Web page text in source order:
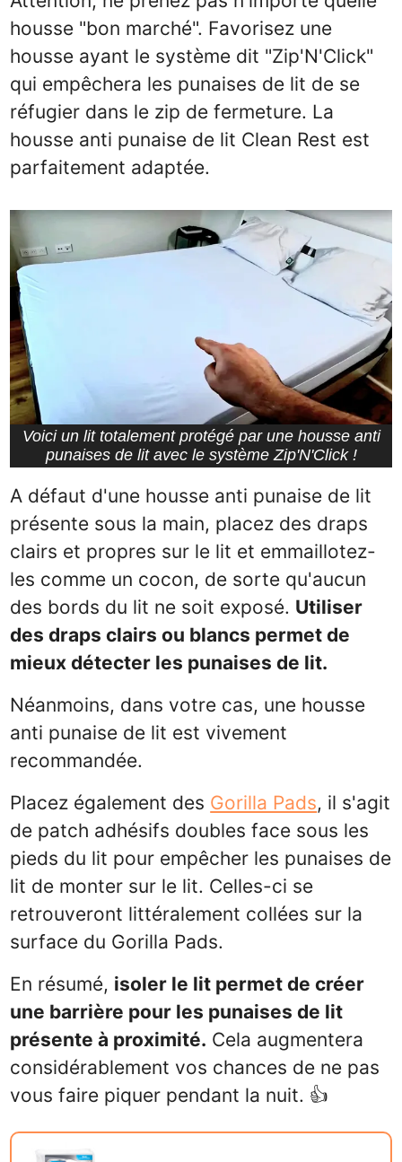
housse "bon marché". Favorisez une
housse ayant le système dit "Zip'N'Click"
qui empêchera les punaises de lit de se
réfugier dans le zip de fermeture. La
housse anti punaise de lit Clean Rest est
parfaitement adaptée.
Voici un lit totalement protégé par une housse anti
punaises de lit avec le système Zip'N'Click !
A défaut d'une housse anti punaise de lit
présente sous la main, placez des draps
clairs et propres sur le lit et emmaillotez-
les comme un cocon, de sorte qu'aucun
des bords du lit ne soit exposé. Utiliser
des draps clairs ou blancs permet de
mieux détecter les punaises de lit.
Néanmoins, dans votre cas, une housse
anti punaise de lit est vivement
recommandée.
Placez également des Gorilla Pads, il s'agit
de patch adhésifs doubles face sous les
pieds du lit pour empêcher les punaises de
lit de monter sur le lit. Celles-ci se
retrouveront littéralement collées sur la
surface du Gorilla Pads.
En résumé, isoler le lit permet de créer
une barrière pour les punaises de lit
présente à proximité. Cela augmentera
considérablement vos chances de ne pas
vous faire piquer pendant la nuit. 👍